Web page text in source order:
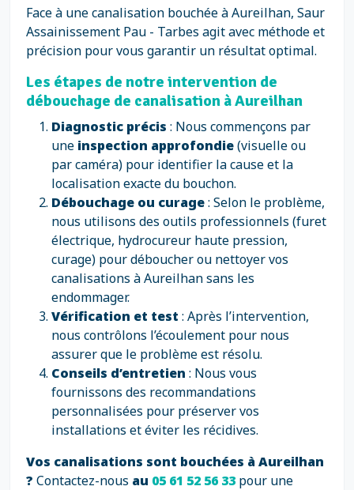
Face à une canalisation bouchée à Aureilhan, Saur
Assainissement Pau - Tarbes agit avec méthode et
précision pour vous garantir un résultat optimal.
Les étapes de notre intervention de
débouchage de canalisation à Aureilhan
Diagnostic précis : Nous commençons par
une inspection approfondie(visuelle ou
par caméra) pour identifier la cause et la
localisation exacte du bouchon.
Débouchage ou curage: Selon le problème,
nous utilisons des outils professionnels (furet
électrique, hydrocureur haute pression,
curage) pour déboucher ou nettoyer vos
canalisations à Aureilhan sans les
endommager.
Vérification et test : Après l’intervention,
nous contrôlons l’écoulement pour nous
assurer que le problème est résolu.
Conseils d’entretien : Nous vous
fournissons des recommandations
personnalisées pour préserver vos
installations et éviter les récidives.
Vos canalisations sont bouchées à Aureilhan
? Contactez-nous au 05 61 52 56 33 pour une